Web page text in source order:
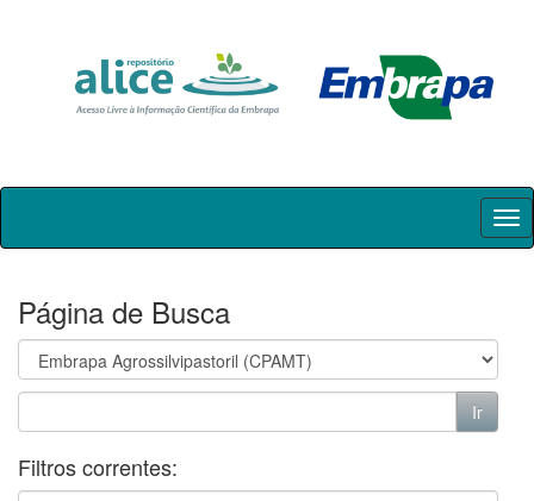
Skip
Página de Busca
Filtros correntes: